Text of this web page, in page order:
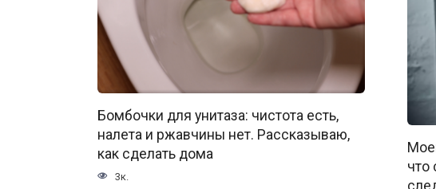
Бомбочки для унитаза: чистота есть,
налета и ржавчины нет. Рассказываю,
как сделать дома
3к.
что